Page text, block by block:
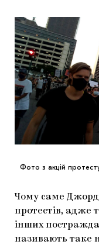
Фото з акцій
Чому саме
протестів, адже
інших
називають таке